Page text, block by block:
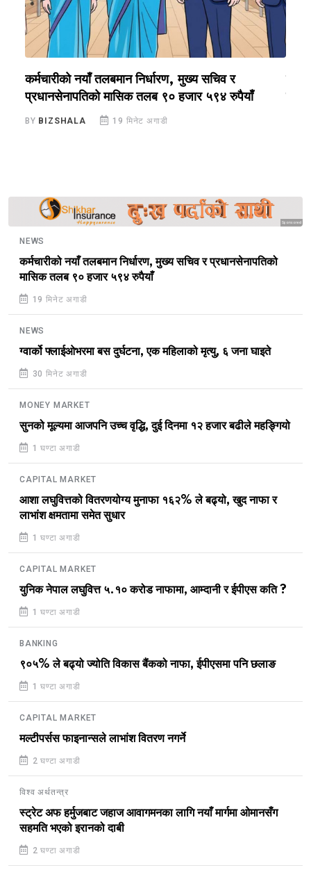
कर्मचारीको नयाँ तलबमान निर्धारण, मुख्य सचिव र
प्रधानसेनापतिको मासिक तलब ९० हजार ५९४ रुपैयाँ
BY BIZSHALA 19 मिनेट अगाडी
Sponsored
NEWS
कर्मचारीको नयाँ तलबमान निर्धारण, मुख्य सचिव र प्रधानसेनापतिको
मासिक तलब ९० हजार ५९४ रुपैयाँ
19 मिनेट अगाडी
NEWS
ग्वार्को फ्लाईओभरमा बस दुर्घटना, एक महिलाको मृत्यु, ६ जना घाइते
30 मिनेट अगाडी
MONEY MARKET
सुनको मूल्यमा आजपनि उच्च वृद्धि, दुई दिनमा १२ हजार बढीले महङ्गियो
1 घण्टा अगाडी
CAPITAL MARKET
आशा लघुवित्तको वितरणयोग्य मुनाफा १६२% ले बढ्यो, खुद नाफा र
लाभांश क्षमतामा समेत सुधार
1 घण्टा अगाडी
CAPITAL MARKET
युनिक नेपाल लघुवित्त ५.१० करोड नाफामा, आम्दानी र ईपीएस कति ?
1 घण्टा अगाडी
BANKING
९०५% ले बढ्यो ज्योति विकास बैंकको नाफा, ईपीएसमा पनि छलाङ
1 घण्टा अगाडी
CAPITAL MARKET
मल्टीपर्सस फाइनान्सले लाभांश वितरण नगर्ने
2 घण्टा अगाडी
विश्व अर्थतन्त्र
स्ट्रेट अफ हर्मुजबाट जहाज आवागमनका लागि नयाँ मार्गमा ओमानसँग
सहमति भएको इरानको दाबी
2 घण्टा अगाडी